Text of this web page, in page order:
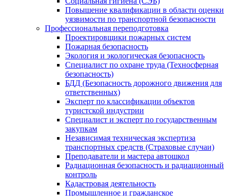
Повышение квалификации в области оценки
уязвимости по транспортной безопасности
Профессиональная переподготовка
Проектировщики пожарных систем
Пожарная безопасность
Экология и экологическая безопасность
Специалист по охране труда (Техносферная
безопасность)
БДД (Безопасность дорожного движения для
ответственных)
Эксперт по классификации объектов
туристской индустрии
Специалист и эксперт по государственным
закупкам
Независимая техническая экспертиза
транспортных средств (Страховые случаи)
Преподаватели и мастера автошкол
Радиационная безопасность и радиационный
контроль
Кадастровая деятельность
Промышленное и гражданское